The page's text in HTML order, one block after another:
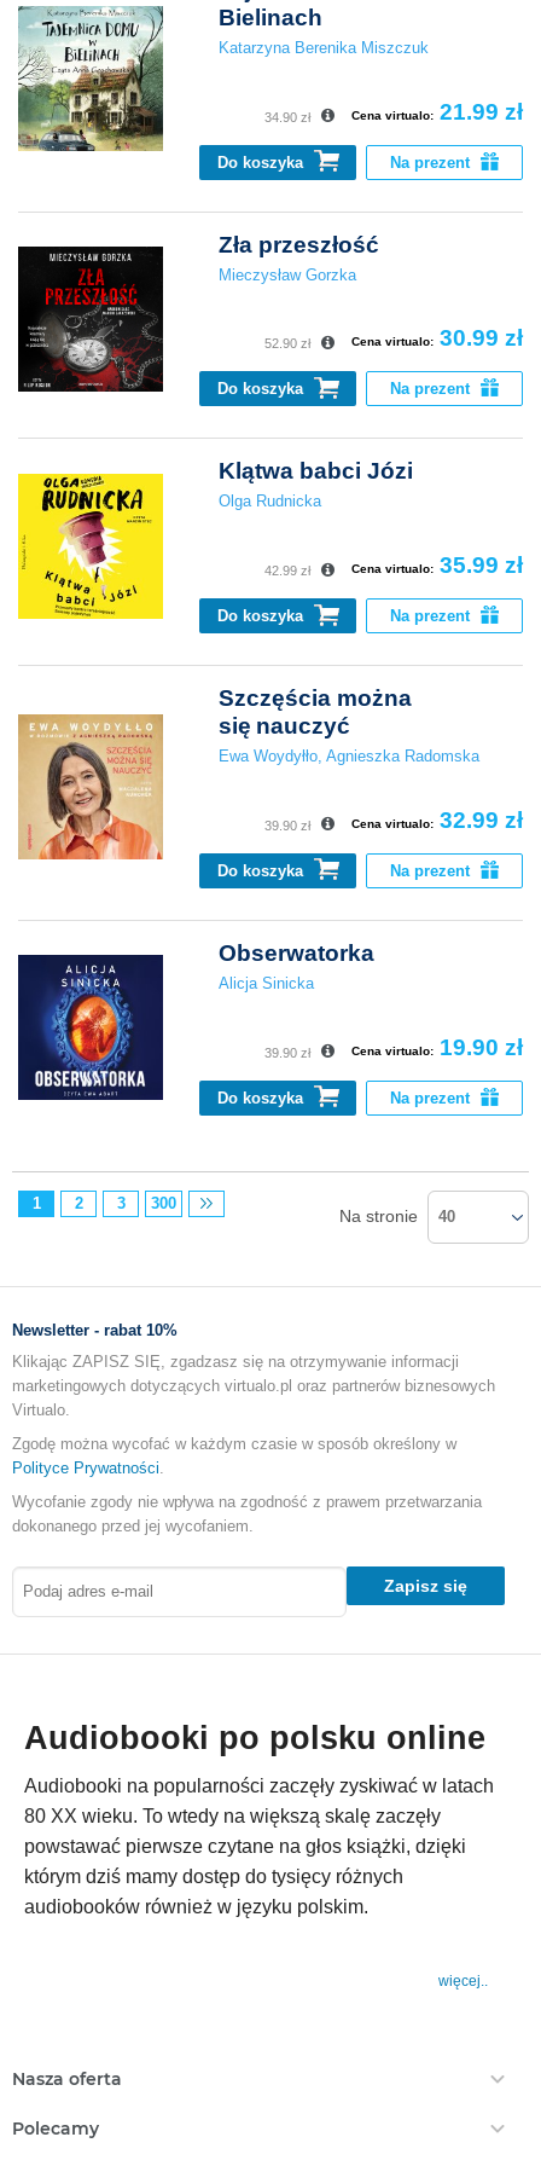
Bielinach
Katarzyna Berenika Miszczuk
Cena virtualo: 21.99 zł
34.90 zł
Do koszyka Na prezent
Zła przeszłość
Mieczysław Gorzka
Cena virtualo: 30.99 zł
52.90 zł
Do koszyka Na prezent
Klątwa babci Józi
Olga Rudnicka
Cena virtualo: 35.99 zł
42.99 zł
Do koszyka Na prezent
Szczęścia można
się nauczyć
Ewa Woydyłło,Agnieszka Radomska
Cena virtualo: 32.99 zł
39.90 zł
Do koszyka Na prezent
Obserwatorka
Alicja Sinicka
Cena virtualo: 19.90 zł
39.90 zł
Do koszyka Na prezent
1 2 3 300
Na stronie 40
Newsletter - rabat 10%
Klikając ZAPISZ SIĘ, zgadzasz się na otrzymywanie informacji
marketingowych dotyczących virtualo.pl oraz partnerów biznesowych
Virtualo.
Zgodę można wycofać w każdym czasie w sposób określony w
Polityce Prywatności
Wycofanie zgody nie wpływa na zgodność z prawem przetwarzania
dokonanego przed jej wycofaniem.
Zapisz się
Audiobooki po polsku online
Audiobooki na popularności zaczęły zyskiwać w latach
80 XX wieku. To wtedy na większą skalę zaczęły
powstawać pierwsze czytane na głos książki, dzięki
którym dziś mamy dostęp do tysięcy różnych
audiobooków również w języku polskim.
więcej..
Nasza oferta
Audiobooki
Polecamy